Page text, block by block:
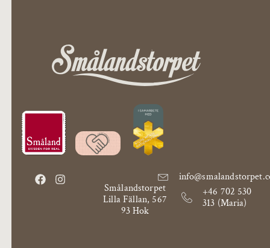
Smålandstorpet
Lilla Fällan, 567
93 Hok
+46 702 530
313 (Maria)